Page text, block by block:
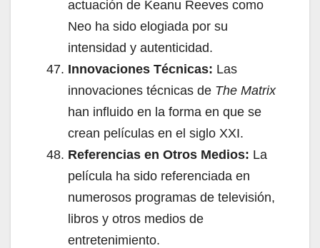
actuación de Keanu Reeves como
Neo ha sido elogiada por su
intensidad y autenticidad.
Innovaciones Técnicas: Las
innovaciones técnicas de The Matrix
han influido en la forma en que se
crean películas en el siglo XXI.
Referencias en Otros Medios: La
película ha sido referenciada en
numerosos programas de televisión,
libros y otros medios de
entretenimiento.